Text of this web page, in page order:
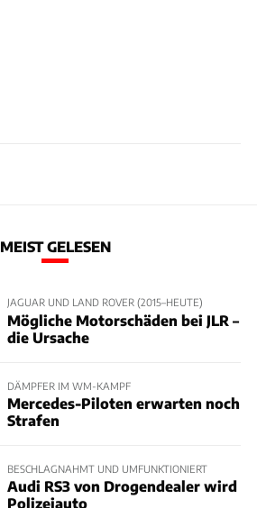
MEIST GELESEN
JAGUAR UND LAND ROVER (2015–HEUTE)
Mögliche Motorschäden bei JLR –
die Ursache
DÄMPFER IM WM-KAMPF
Mercedes-Piloten erwarten noch
Strafen
BESCHLAGNAHMT UND UMFUNKTIONIERT
Audi RS3 von Drogendealer wird
Polizeiauto